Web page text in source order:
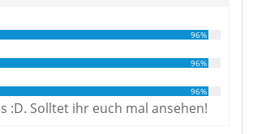
96%
96%
96%
:D. Solltet ihr euch mal ansehen!